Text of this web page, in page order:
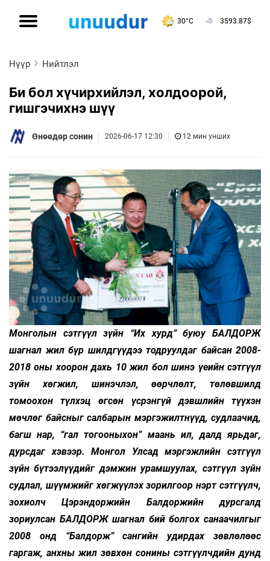
30°C 3593.87$
Нүүр Нийтлэл
Би бол хүчиpхийлэл, холдоорой,
гишгэчихнэ шүү
Өнөөдөр сонин 2026-06-17 12:30 12 мин унших
Монголын сэтгүүл зүйн “Их хурд” буюу БАЛДОРЖ
шагнал жил бүр шилдгүүдээ тодруулдаг байсан 2008-
2018 оны хоорон дахь 10 жил бол шинэ үеийн сэтгүүл
зүйн хөгжил, шинэчлэл, өөрчлөлт, төлөвшилд
томоохон түлхэц өгсөн үсрэнгүй дэвшлийн түүхэн
мөчлөг байсныг салбарын мэргэжилтнүүд, судлаачид,
багш нар, “гал тогооныхон” маань ил, далд ярьдаг,
дурсдаг хэвээр. Монгол Улсад мэргэжлийн сэтгүүл
зүйн бүтээлүүдийг дэмжин урамшуулах, сэтгүүл зүйн
судлал, шүүмжийг хөгжүүлэх зорилгоор нэрт сэтгүүлч,
зохиолч Цэрэндоржийн Балдоржийн дурсгалд
зориулсан БАЛДОРЖ шагнал бий болгох санаачилгыг
2008 онд “Балдорж” сангийн удирдах зөвлөлөөс
гаргаж, анхны жил зөвхөн сонины сэтгүүлчдийн дунд